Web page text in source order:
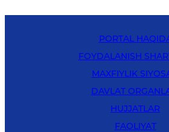
PORTAL
FOYDALANISH
MAXFIYLIK
DAVLAT
HUJJATLAR
FAOLIYAT